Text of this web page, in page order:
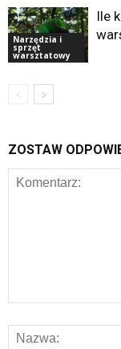
Narzędzia i
sprzęt
warsztatowy
Ile
ZOSTAW